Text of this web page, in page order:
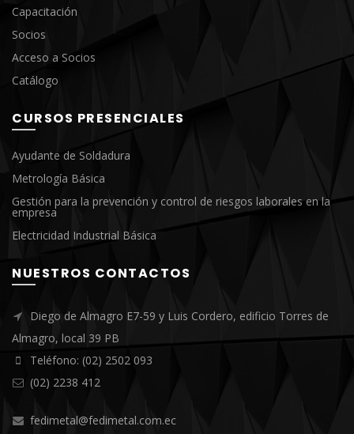
Capacitación
Socios
Acceso a Socios
Catálogo
CURSOS PRESENCIALES
Ayudante de Soldadura
Metrología Básica
Gestión para la prevención y control de riesgos laborales en la
empresa
Electricidad Industrial Básica
NUESTROS CONTACTOS
Diego de Almagro E7-59 y Luis Cordero, edificio Torres de
Almagro, local 39 PB
Teléfono: (02) 2502 093
(02) 2238 412
fedimetal@fedimetal.com.ec